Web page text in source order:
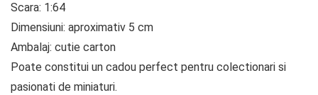
Scara: 1:64
Dimensiuni: aproximativ 5 cm
Ambalaj: cutie carton
Poate constitui un cadou perfect pentru colectionari si
pasionati de miniaturi.